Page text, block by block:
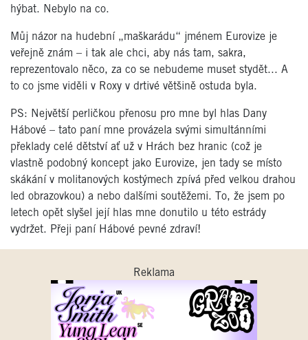
hýbat. Nebylo na co.
Můj názor na hudební „maškarádu“ jménem Eurovize je
veřejně znám – i tak ale chci, aby nás tam, sakra,
reprezentovalo něco, za co se nebudeme muset stydět... A
to co jsme viděli v Roxy v drtivé většině ostuda byla.
PS: Největší perličkou přenosu pro mne byl hlas Dany
Hábové – tato paní mne provázela svými simultánními
překlady celé dětství ať už v Hrách bez hranic (což je
vlastně podobný koncept jako Eurovize, jen tady se místo
skákání v molitanových kostýmech zpívá před velkou drahou
led obrazovkou) a nebo dalšími soutěžemi. To, že jsem po
letech opět slyšel její hlas mne donutilo u této estrády
vydržet. Přeji paní Hábové pevné zdraví!
Reklama